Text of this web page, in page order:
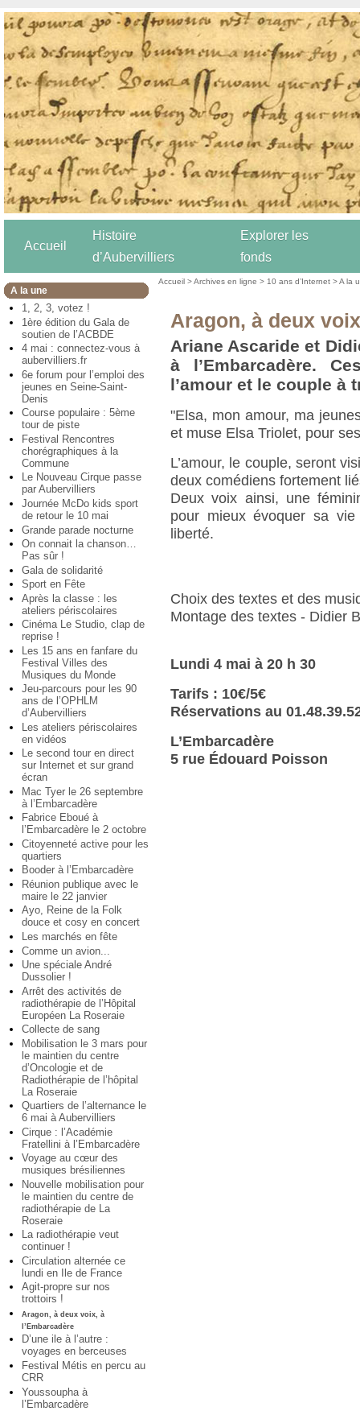
Accueil
Histoire
d’Aubervilliers
Explorer les
fonds
A la une
1, 2, 3, votez !
1ère édition du Gala de
soutien de l’ACBDE
4 mai : connectez-vous à
aubervilliers.fr
6e forum pour l’emploi des
jeunes en Seine-Saint-
Denis
Course populaire : 5ème
tour de piste
Festival Rencontres
chorégraphiques à la
Commune
Le Nouveau Cirque passe
par Aubervilliers
Journée McDo kids sport
de retour le 10 mai
Grande parade nocturne
On connait la chanson…
Pas sûr !
Gala de solidarité
Sport en Fête
Après la classe : les
ateliers périscolaires
Cinéma Le Studio, clap de
reprise !
Les 15 ans en fanfare du
Festival Villes des
Musiques du Monde
Jeu-parcours pour les 90
ans de l’OPHLM
d’Aubervilliers
Les ateliers périscolaires
en vidéos
Le second tour en direct
sur Internet et sur grand
écran
Mac Tyer le 26 septembre
à l’Embarcadère
Fabrice Eboué à
l’Embarcadère le 2 octobre
Citoyenneté active pour les
quartiers
Booder à l’Embarcadère
Réunion publique avec le
maire le 22 janvier
Ayo, Reine de la Folk
douce et cosy en concert
Les marchés en fête
Comme un avion...
Une spéciale André
Dussolier !
Arrêt des activités de
radiothérapie de l’Hôpital
Européen La Roseraie
Collecte de sang
Mobilisation le 3 mars pour
le maintien du centre
d’Oncologie et de
Radiothérapie de l’hôpital
La Roseraie
Quartiers de l’alternance le
6 mai à Aubervilliers
Cirque : l’Académie
Fratellini à l’Embarcadère
Voyage au cœur des
musiques brésiliennes
Nouvelle mobilisation pour
le maintien du centre de
radiothérapie de La
Roseraie
La radiothérapie veut
continuer !
Circulation alternée ce
lundi en Ile de France
Agit-propre sur nos
trottoirs !
Aragon, à deux voix, à
l’Embarcadère
D’une ile à l’autre :
voyages en berceuses
Festival Métis en percu au
CRR
Youssoupha à
l’Embarcadère
Accueil >Archives en ligne > 10 ans d’Internet >A la
Aragon, à deux
Ariane Ascaride et
à l’Embarcadère.
l’amour et le couple à
"Elsa, mon amour, ma
et muse Elsa Triolet, pour
L’amour, le couple, seront
deux comédiens fortement
Deux voix ainsi, une
pour mieux évoquer sa vie
liberté.
Choix des textes et des
Montage des textes - Didier
Lundi 4 mai à 20 h 30
Tarifs : 10€/5€
Réservations au
L’Embarcadère
5 rue Édouard Poisson